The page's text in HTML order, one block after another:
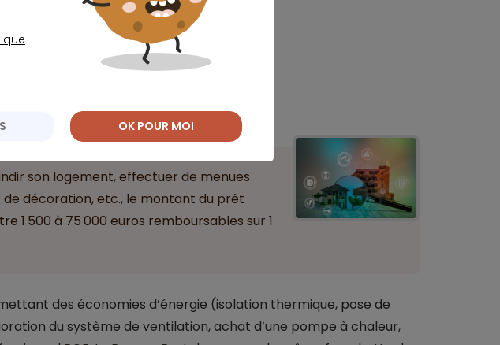
son logement, effectuer de menues
décoration, etc., le montant du prêt
1 500 à 75 000 euros remboursables sur 1
des économies d’énergie (isolation thermique, pose de
du système de ventilation, achat d’une pompe à chaleur,
OK POUR MOI